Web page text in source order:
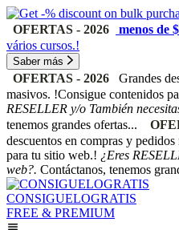
OFERTAS - 2026 menos de
vários cursos.!
Saber más
OFERTAS - 2026
Grandes
masivos. !Consigue contenidos
RESELLER y/o También
tenemos grandes ofertas...
descuentos en compras y
para tu sitio web.! ¿Eres
web?. Contáctanos, tenemos
CONSIGUELOGRATIS
FREE & PREMIUM